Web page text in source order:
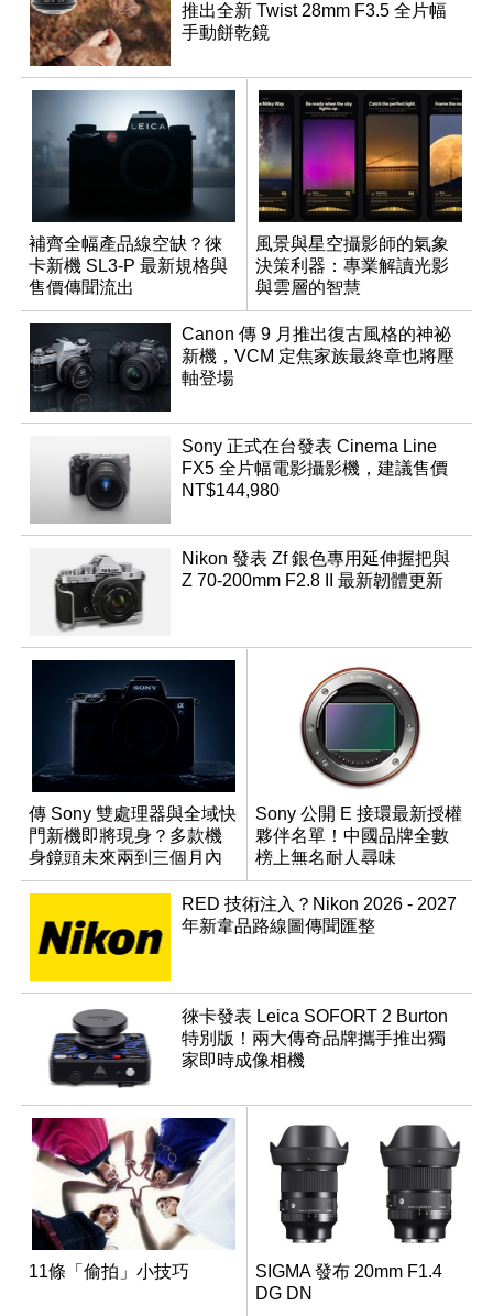
推出全新 Twist 28mm F3.5 全片幅
手動餅乾鏡
補齊全幅產品線空缺？徠
卡新機 SL3-P 最新規格與
售價傳聞流出
風景與星空攝影師的氣象
決策利器：專業解讀光影
與雲層的智慧
App「Atmos」登場
Canon 傳 9 月推出復古風格的神祕
新機，VCM 定焦家族最終章也將壓
軸登場
Sony 正式在台發表 Cinema Line
FX5 全片幅電影攝影機，建議售價
NT$144,980
Nikon 發表 Zf 銀色專用延伸握把與
Z 70-200mm F2.8 II 最新韌體更新
傳 Sony 雙處理器與全域快
門新機即將現身？多款機
身鏡頭未來兩到三個月內
有望登場
Sony 公開 E 接環最新授權
夥伴名單！中國品牌全數
榜上無名耐人尋味
RED 技術注入？Nikon 2026 - 2027
年新韋品路線圖傳聞匯整
徠卡發表 Leica SOFORT 2 Burton
特別版！兩大傳奇品牌攜手推出獨
家即時成像相機
11條「偷拍」小技巧
SIGMA 發布 20mm F1.4
DG DN